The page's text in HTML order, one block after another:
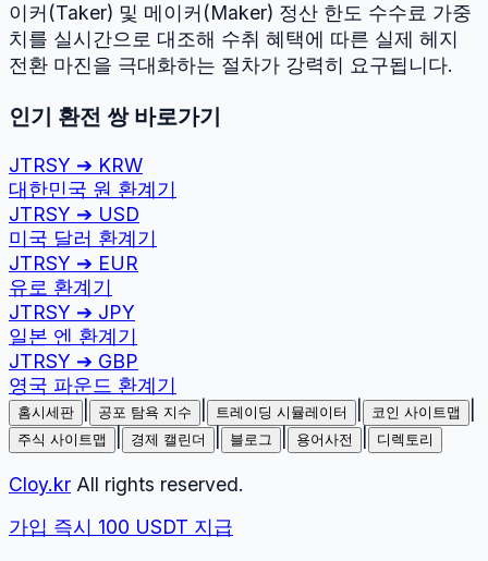
이커(Taker) 및 메이커(Maker) 정산 한도 수수료 가중
치를 실시간으로 대조해 수취 혜택에 따른 실제 헤지
전환 마진을 극대화하는 절차가 강력히 요구됩니다.
인기 환전 쌍 바로가기
JTRSY ➔ KRW
대한민국 원 환계기
JTRSY ➔ USD
미국 달러 환계기
JTRSY ➔ EUR
유로 환계기
JTRSY ➔ JPY
일본 엔 환계기
JTRSY ➔ GBP
영국 파운드 환계기
홈시세판 공포 탐욕 지수 트레이딩 시뮬레이터 코인 사이트맵
주식 사이트맵 경제 캘린더 블로그 용어사전 디렉토리
Cloy.kr All rights reserved.
가입 즉시 100 USDT 지급